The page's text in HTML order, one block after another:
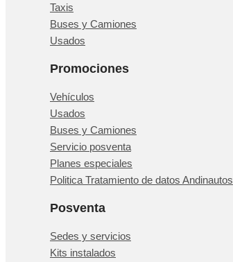
Taxis
Buses y Camiones
Usados
Promociones
Vehículos
Usados
Buses y Camiones
Servicio posventa
Planes especiales
Politica Tratamiento de datos Andinautos
Posventa
Sedes y servicios
Kits instalados